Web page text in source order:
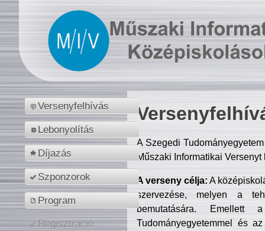
Versenyfelhívás
Lebonyolítás
Díjazás
Szponzorok
Program
Regisztráció
A Szegedi
Műszaki Informatikai
A verseny célja: A
szervezése, melyen a
bemutatására. Emellett
Tudományegyetemmel és